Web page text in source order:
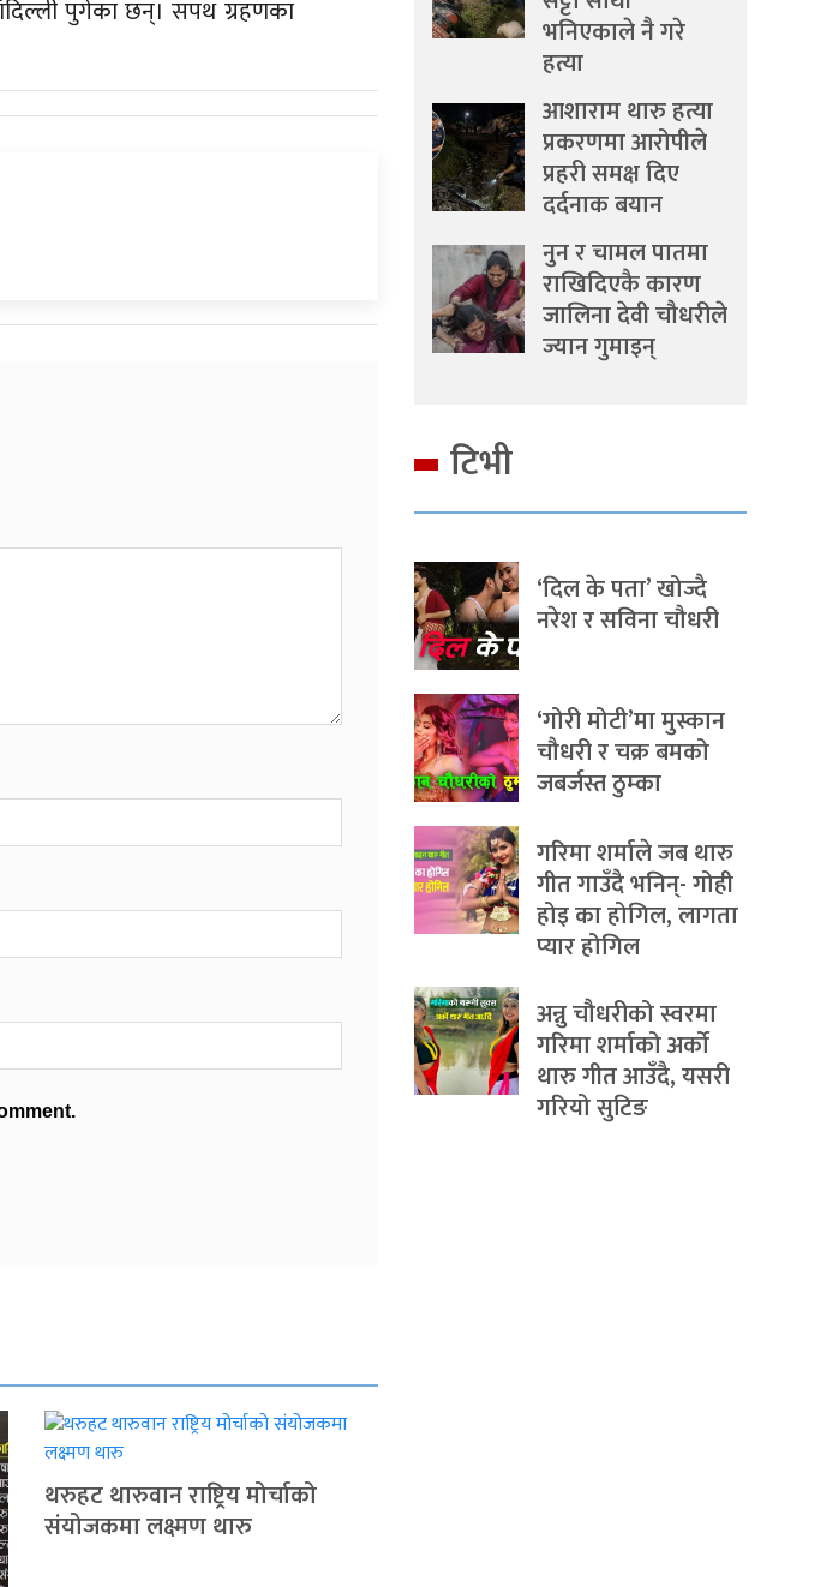
पुगेका छन्। सपथ ग्रहणका
थरुहट थारुवान राष्ट्रिय मोर्चाको
संयोजकमा लक्ष्मण थारु
भनिएकाले नै गरे
हत्या
आशाराम थारु हत्या
प्रकरणमा आरोपीले
प्रहरी समक्ष दिए
दर्दनाक बयान
नुन र चामल पातमा
राखिदिएकै कारण
जालिना देवी चौधरीले
ज्यान गुमाइन्
टिभी
‘दिल के पता’ खोज्दै
नरेश र सविना चौधरी
‘गोरी मोटी’मा मुस्कान
चौधरी र चक्र बमको
जबर्जस्त ठुम्का
गरिमा शर्माले जब थारु
गीत गाउँदै भनिन्- गोही
होइ का होगिल, लागता
प्यार होगिल
अन्नु चौधरीको स्वरमा
गरिमा शर्माको अर्को
थारु गीत आउँदै, यसरी
गरियो सुटिङ